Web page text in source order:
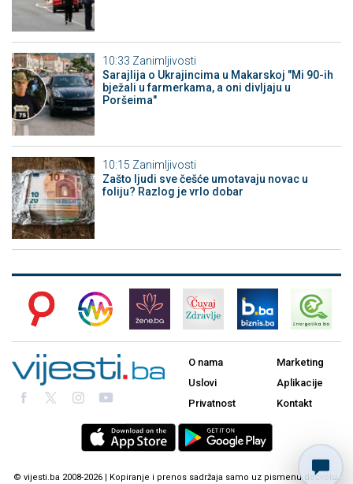
10:33 Zanimljivosti
Sarajlija o Ukrajincima u Makarskoj "Mi 90-ih
bježali u farmerkama, a oni divljaju u
Poršeima"
10:15 Zanimljivosti
Zašto ljudi sve češće umotavaju novac u
foliju? Razlog je vrlo dobar
O nama
Uslovi
Privatnost
Marketing
Aplikacije
Kontakt
© vijesti.ba 2008-2026 | Kopiranje i prenos sadržaja samo uz pismenu dozvolu.